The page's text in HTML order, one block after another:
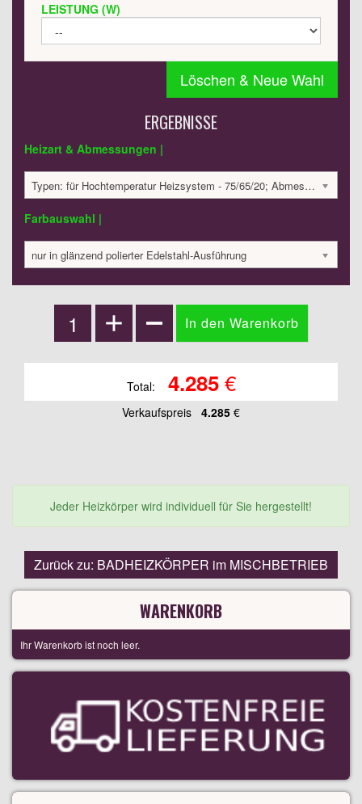
LEISTUNG (W)
Löschen & Neue Wahl
ERGEBNISSE
Heizart & Abmessungen |
Typen: für Hochtemperatur Heizsystem - 75/65/20; Abmessungen: 1800x400x75 mm; 850 Watt:; 4284.99 €
Farbauswahl |
nur in glänzend polierter Edelstahl-Ausführung
Total: 4.285€
Verkaufspreis 4.285 €
Jeder Heizkörper wird individuell für Sie hergestellt!
Zurück zu: BADHEIZKÖRPER im MISCHBETRIEB
WARENKORB
Ihr Warenkorb ist noch leer.